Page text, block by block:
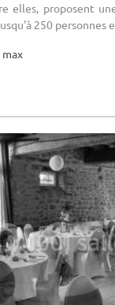
elles, proposent
250 personnes
max